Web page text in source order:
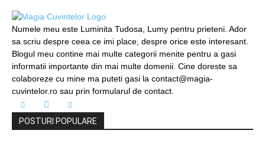
Numele meu este Luminita Tudosa, Lumy pentru prieteni. Ador
sa scriu despre ceea ce imi place, despre orice este interesant.
Blogul meu contine mai multe categorii menite pentru a gasi
informatii importante din mai multe domenii. Cine doreste sa
colaboreze cu mine ma puteti gasi la contact@magia-
cuvintelor.ro sau prin formularul de contact.
POSTURI POPULARE